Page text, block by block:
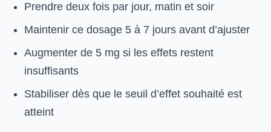
Prendre deux fois par jour, matin et soir
Maintenir ce dosage 5 à 7 jours avant d’ajuster
Augmenter de 5 mg si les effets restent
insuffisants
Stabiliser dès que le seuil d’effet souhaité est
atteint